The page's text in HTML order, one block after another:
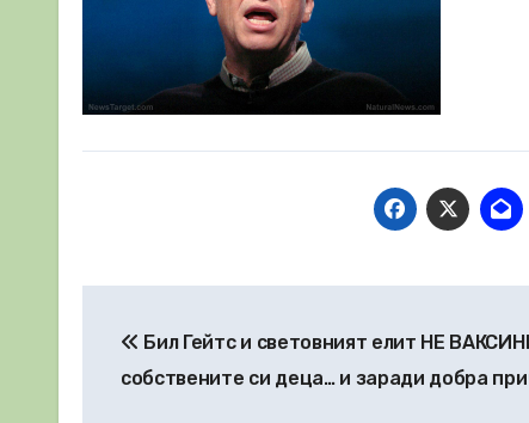
Бил Гейтс и световният елит НЕ
собствените си деца… и заради добра